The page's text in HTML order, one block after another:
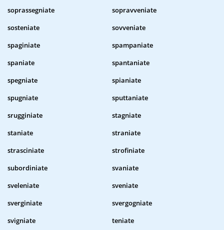
soprassegniate
sopravveniate
sosteniate
sovveniate
spaginiate
spampaniate
spaniate
spantaniate
spegniate
spianiate
spugniate
sputtaniate
srugginiate
stagniate
staniate
straniate
strasciniate
strofiniate
subordiniate
svaniate
sveleniate
sveniate
sverginiate
svergogniate
svigniate
teniate